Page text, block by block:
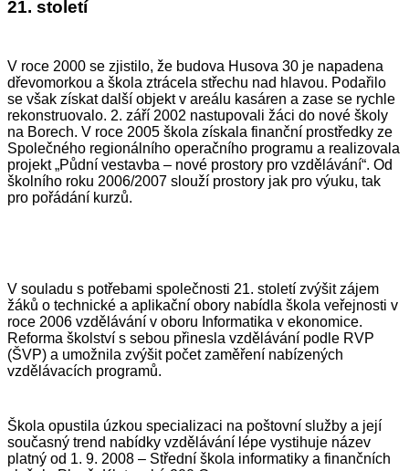
21. století
V roce 2000 se zjistilo, že budova Husova 30 je napadena
dřevomorkou a škola ztrácela střechu nad hlavou. Podařilo
se však získat další objekt v areálu kasáren a zase se rychle
rekonstruovalo. 2. září 2002 nastupovali žáci do nové školy
na Borech. V roce 2005 škola získala finanční prostředky ze
Společného regionálního operačního programu a realizovala
projekt „Půdní vestavba – nové prostory pro vzdělávání“. Od
školního roku 2006/2007 slouží prostory jak pro výuku, tak
pro pořádání kurzů.
V souladu s potřebami společnosti 21. století zvýšit zájem
žáků o technické a aplikační obory nabídla škola veřejnosti v
roce 2006 vzdělávání v oboru Informatika v ekonomice.
Reforma školství s sebou přinesla vzdělávání podle RVP
(ŠVP) a umožnila zvýšit počet zaměření nabízených
vzdělávacích programů.
Škola opustila úzkou specializaci na poštovní služby a její
současný trend nabídky vzdělávání lépe vystihuje název
platný od 1. 9. 2008 – Střední škola informatiky a finančních